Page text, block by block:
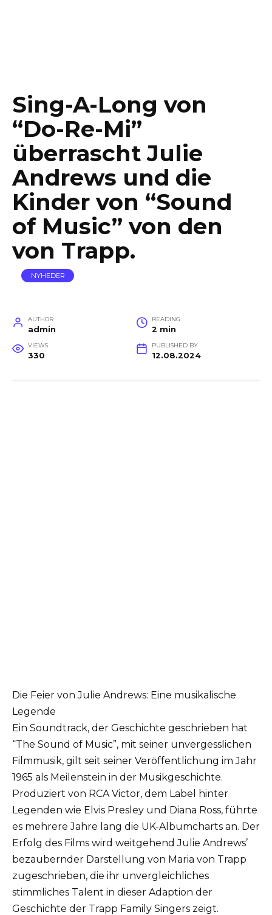
Sing-A-Long von
“Do-Re-Mi”
überrascht Julie
Andrews und die
Kinder von “Sound
of Music” von den
von Trapp.
NYHEDER
AUTHOR
admin
READING
2 min
VIEWS
330
PUBLISHED BY
12.08.2024
Die Feier von Julie Andrews: Eine musikalische
Legende
Ein Soundtrack, der Geschichte geschrieben hat
“The Sound of Music”, mit seiner unvergesslichen
Filmmusik, gilt seit seiner Veröffentlichung im Jahr
1965 als Meilenstein in der Musikgeschichte.
Produziert von RCA Victor, dem Label hinter
Legenden wie Elvis Presley und Diana Ross, führte
es mehrere Jahre lang die UK-Albumcharts an. Der
Erfolg des Films wird weitgehend Julie Andrews’
bezaubernder Darstellung von Maria von Trapp
zugeschrieben, die ihr unvergleichliches
stimmliches Talent in dieser Adaption der
Geschichte der Trapp Family Singers zeigt.